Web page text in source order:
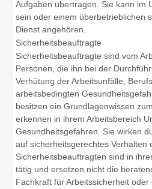
Aufgaben übertragen. Sie kann im
sein oder einem überbetrieblichen
Dienst angehören.
Sicherheitsbeauftragte
Sicherheitsbeauftragte sind vom
Personen, die ihn bei der
Verhütung der Arbeitsunfälle,
arbeitsbedingten
besitzen ein Grundlagenwissen
erkennen in ihrem Arbeitsbereich
Gesundheitsgefahren. Sie wirken
auf sicherheitsgerechtes Verhalten
Sicherheitsbeauftragten sind in
tätig und ersetzen nicht die
Fachkraft für Arbeitssicherheit